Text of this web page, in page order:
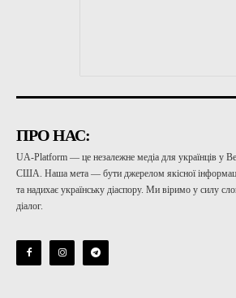
ПРО НАС:
UA-Platform — це незалежне медіа для українців у
США. Наша мета — бути джерелом якісної
та надихає українську діаспору. Ми віримо у силу
діалог.